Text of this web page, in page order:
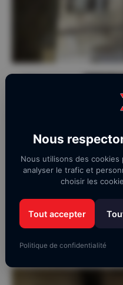
Nous
Nous utilisons des
analyser le trafic et
choisir les
Tout accepter
Politique de confidentialité